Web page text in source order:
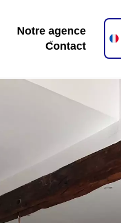
Notre agence
Contact